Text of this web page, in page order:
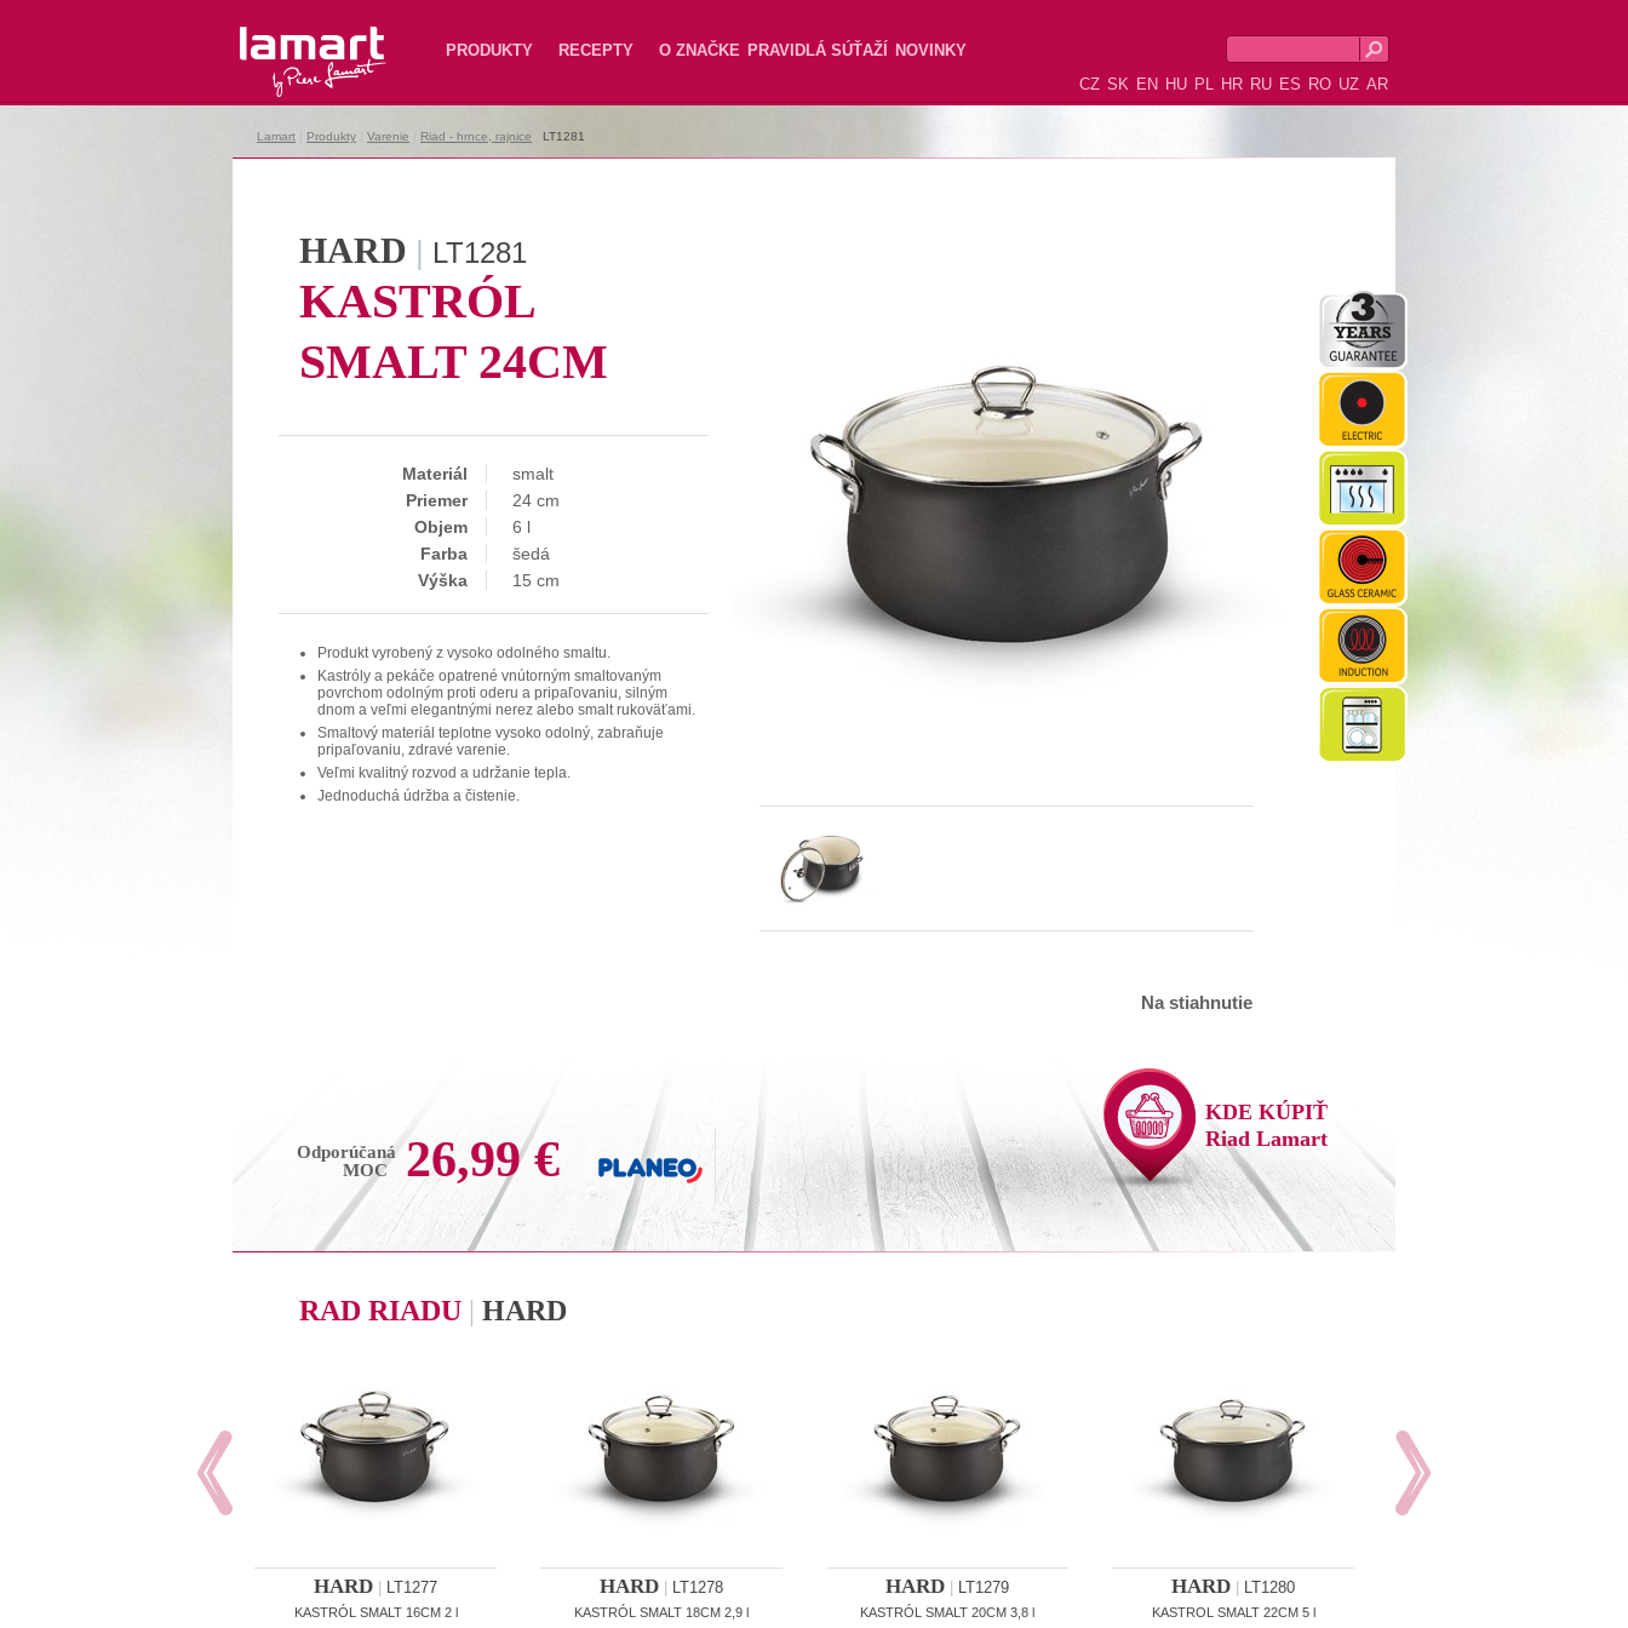
Lamart PRODUKTY RECEPTY O ZNAČKE PRAVIDLÁ SÚŤAŽÍ
NOVINKY
CZ SK EN HU PL HR RU ES RO UZ AR
Lamart Produkty Varenie Riad - hrnce, rajnice LT1281
Na stiahnutie
HARD | LT1281
KASTRÓL
SMALT 24CM
Materiál
smalt
Priemer
24 cm
Objem
6 l
Farba
šedá
Výška
15 cm
Produkt vyrobený z vysoko odolného smaltu.
Kastróly a pekáče opatrené vnútorným smaltovaným
povrchom odolným proti oderu a pripaľovaniu, silným
dnom a veľmi elegantnými nerez alebo smalt rukoväťami.
Smaltový materiál teplotne vysoko odolný, zabraňuje
pripaľovaniu, zdravé varenie.
Veľmi kvalitný rozvod a udržanie tepla.
Jednoduchá údržba a čistenie.
Odporúčaná
MOC
26,99 €
KDE KÚPIŤ
Riad Lamart
RAD RIADU | HARD
HARD LT1277
KASTRÓL SMALT 16CM 2 l
HARD LT1278
KASTRÓL SMALT 18CM 2,9 l
HARD LT1279
KASTRÓL SMALT 20CM 3,8 l
HARD LT1280
KASTROL SMALT 22CM 5 l